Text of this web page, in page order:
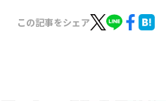
この記事をシェア